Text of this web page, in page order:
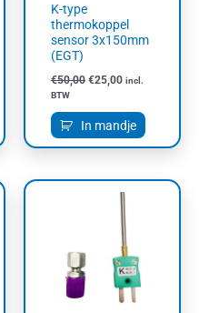
K-type
thermokoppel
sensor 3x150mm
(EGT)
€50,00 €25,00 incl.
BTW
In mandje